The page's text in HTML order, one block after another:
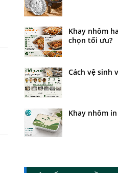
Khay nhôm
chọn tối ưu?
Cách vệ sinh
Khay nhôm